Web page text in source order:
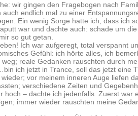
wir gingen den Fragebogen nach
endlich mal zu einer
Ein wenig Sorge hatte ich, dass ich
war und dachte auch: schade um
so gut getan.
Ich war aufgeregt, total verspannt
Gefühl: ich hörte alles, ich
reale Gedanken rauschten durch
ich jetzt in Trance, soll das jetzt eine
vor meinem inneren Auge liefen
verschiedene Zeiten und
hoch – dachte ich jedenfalls. Zuerst war
immer wieder rauschten meine